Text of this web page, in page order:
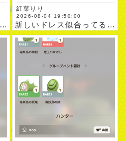
天気最悪やった…ちょっと雨降ってから止んだからめちゃくちゃ蒸…
紅葉りり
2026-08-04 19:50:00
新しいドレス似合ってるかなぁ？見に来てください本日もご来店お…